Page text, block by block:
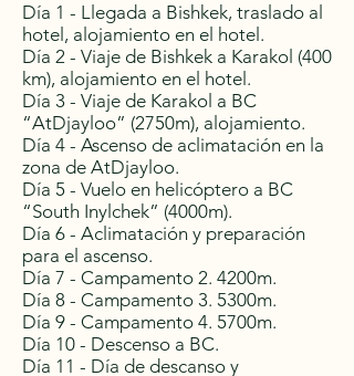
Día 1 - Llegada a Bishkek, traslado al
hotel, alojamiento en el hotel.
Día 2 - Viaje de Bishkek a Karakol (400
km), alojamiento en el hotel.
Día 3 - Viaje de Karakol a BC
“AtDjayloo” (2750m), alojamiento.
Día 4 - Ascenso de aclimatación en la
zona de AtDjayloo.
Día 5 - Vuelo en helicóptero a BC
“South Inylchek” (4000m).
Día 6 - Aclimatación y preparación
para el ascenso.
Día 7 - Campamento 2. 4200m.
Día 8 - Campamento 3. 5300m.
Día 9 - Campamento 4. 5700m.
Día 10 - Descenso a BC.
Día 11 - Día de descanso y